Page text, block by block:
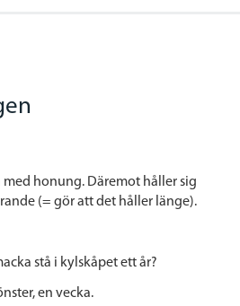
med honung. Däremot håller sig
(= gör att det håller länge).
stå i kylskåpet ett år?
en vecka.